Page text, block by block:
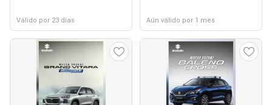
Válido por 23 días Aún válido por 1 mes